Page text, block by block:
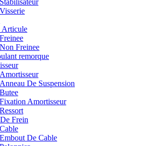
Stabilisateur
Visserie
Articule
Freinee
Non Freinee
remorque
Amortisseur
Anneau De Suspension
Butee
Fixation Amortisseur
Ressort
Frein
Cable
Embout De Cable